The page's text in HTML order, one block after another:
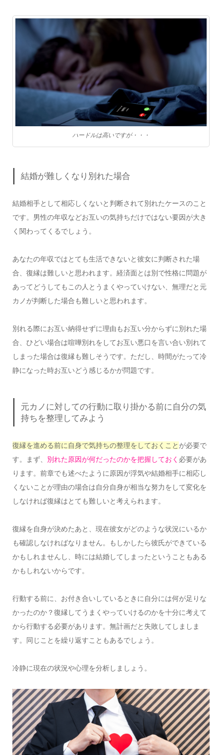
ハードルは高いですが・・・
結婚が難しくなり別れた場合
結婚相手として相応しくないと判断されて別れたケースのこと
です。男性の年収などお互いの気持ちだけではない要因が大き
く関わってくるでしょう。
あなたの年収ではとても生活できないと彼女に判断された場
合、復縁は難しいと思われます。経済面とは別で性格に問題が
あってどうしてもこの人とうまくやっていけない、無理だと元
カノが判断した場合も難しいと思われます。
別れる際にお互い納得せずに理由もお互い分からずに別れた場
合、ひどい場合は喧嘩別れをしてお互い悪口を言い合い別れて
しまった場合は復縁も難しそうです。ただし、時間がたって冷
静になった時お互いどう感じるかが問題です。
元カノに対しての行動に取り掛かる前に自分の気
持ちを整理してみよう
復縁を進める前に自身で気持ちの整理をしておくこと が必要で
す。まず、 別れた原因が何だったのかを把握しておく 必要があ
ります。前章でも述べたように原因が浮気や結婚相手に相応し
くないことが理由の場合は自分自身が相当な努力をして変化を
しなければ復縁はとても難しいと考えられます。
復縁を自身が決めたあと、現在彼女がどのような状況にいるか
も確認しなければなりません。もしかしたら彼氏ができている
かもしれませんし、時には結婚してしまったということもある
かもしれないからです。
行動する前に、お付き合いしているときに自分には何が足りな
かったのか？復縁してうまくやっていけるのかを十分に考えて
から行動する必要があります。無計画だと失敗してしましま
す。同じことを繰り返すこともあるでしょう。
冷静に現在の状況や心理を分析しましょう。